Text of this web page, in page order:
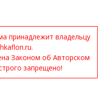
принадлежит владельцу
Законом об Авторском
запрещено!